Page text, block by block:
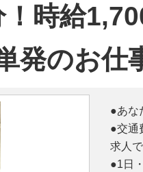
時給
発のお仕
●あな
●交通
求人
●1日